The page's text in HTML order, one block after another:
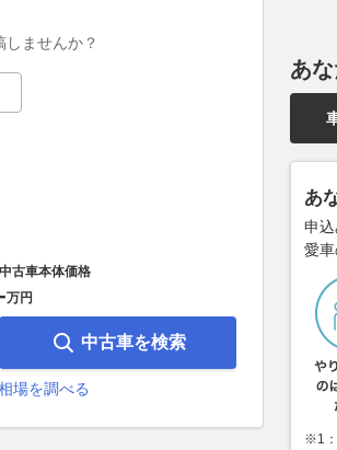
ませんか？
中古車本体価格
-万円
中古車を検索
場を調べる
あ
あ
申込
愛
※1：